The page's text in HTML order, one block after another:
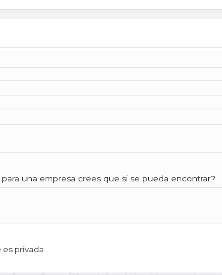
una empresa crees que si se pueda encontrar?
es privada